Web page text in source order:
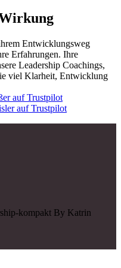
Entwicklungsweg
Erfahrungen. Ihre
Leadership Coachings,
viel Klarheit, Entwicklung
auf Trustpilot
auf Trustpilot
kompakt By Katrin